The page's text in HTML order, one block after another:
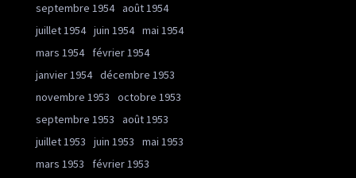
septembre 1954 août 1954
juillet 1954 juin 1954 mai 1954
mars 1954
février 1954
janvier 1954 décembre 1953
novembre 1953
octobre 1953
septembre 1953
août 1953
juillet 1953
juin 1953
mai 1953
mars 1953
février 1953